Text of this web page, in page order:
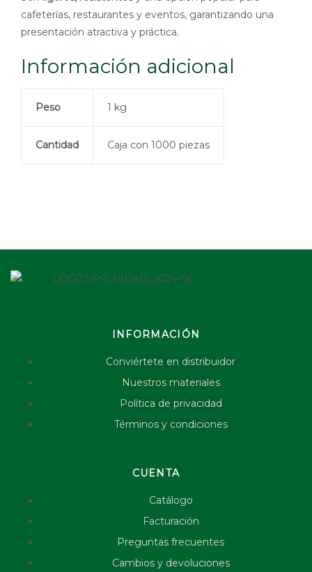
cafeterías, restaurantes y eventos, garantizando una
presentación atractiva y práctica.
Información adicional
Peso 1 kg
Cantidad Caja con 1000 piezas
INFORMACIÓN
Conviértete en distribuidor
Nuestros materiales
Política de privacidad
Términos y condiciones
CUENTA
Catálogo
Facturación
Preguntas frecuentes
Cambios y devoluciones